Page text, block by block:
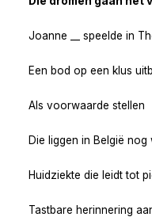
Joanne __ speelde in
Een bod op een klus
Als voorwaarde stellen
Die liggen in België
Huidziekte die leidt tot
Tastbare herinnering